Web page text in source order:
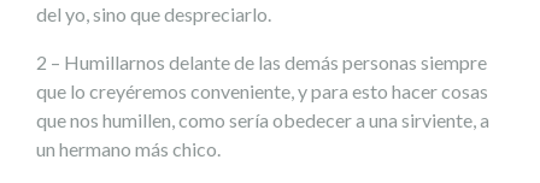
del yo, sino que despreciarlo.
2 – Humillarnos delante de las demás personas siempre
que lo creyéremos conveniente, y para esto hacer cosas
que nos humillen, como sería obedecer a una sirviente, a
un hermano más chico.